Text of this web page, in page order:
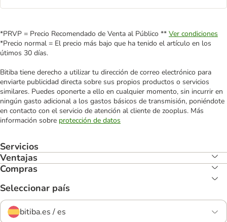
*PRVP = Precio Recomendado de Venta al Público ** Ver condiciones
*Precio normal = El precio más bajo que ha tenido el artículo en los
útimos 30 días.
Bitiba tiene derecho a utilizar tu dirección de correo electrónico para
enviarte publicidad directa sobre sus propios productos o servicios
similares. Puedes oponerte a ello en cualquier momento, sin incurrir en
ningún gasto adicional a los gastos básicos de transmisión, poniéndote
en contacto con el servicio de atención al cliente de zooplus. Más
información sobre protección de datos
Servicios
Ventajas
Compras
Seleccionar país
bitiba.es / es